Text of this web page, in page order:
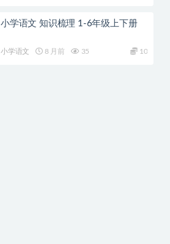
小学语文 知识梳理 1-6年级上下册
小学语文 8 月前 35 10